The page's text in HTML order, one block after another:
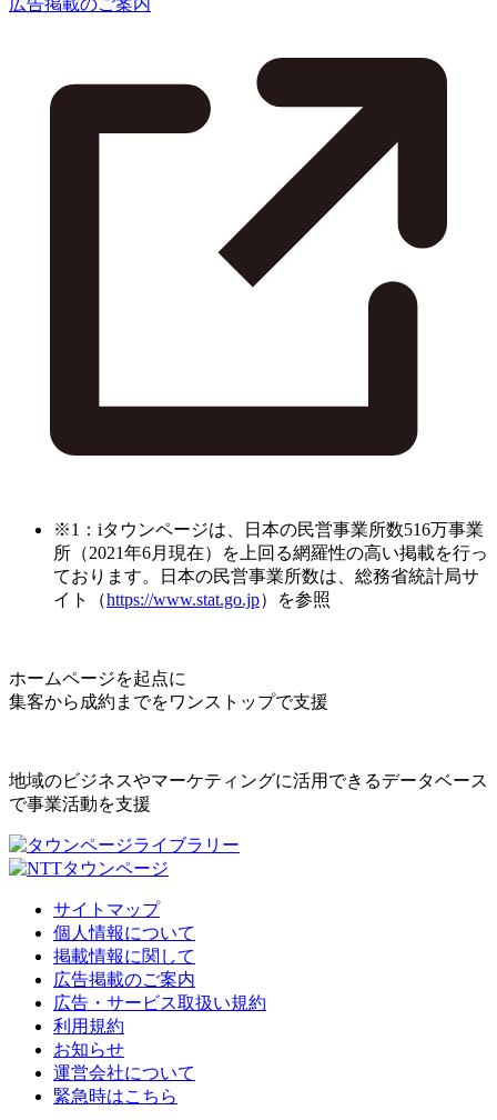
※1：iタウンページは、日本の民営事業所数516万事業
所（2021年6月現在）を上回る網羅性の高い掲載を行っ
ております。日本の民営事業所数は、総務省統計局サ
イト（https://www.stat.go.jp）を参照
ホームページを起点に
集客から成約までをワンストップで支援
地域のビジネスやマーケティングに活用できるデータベース
で事業活動を支援
サイトマップ
個人情報について
掲載情報に関して
広告掲載のご案内
広告・サービス取扱い規約
利用規約
お知らせ
運営会社について
緊急時はこちら